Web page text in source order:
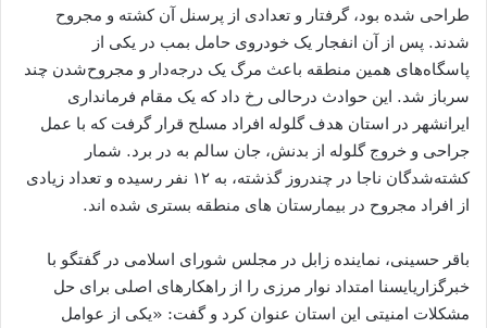
طراحی شده بود، گرفتار و تعدادی از پرسنل آن کشته و مجروح
شدند. پس از آن انفجار یک خودروی حامل بمب در یکی از
پاسگاه‌های همین منطقه باعث مرگ یک درجه‌دار و مجروح‌شدن چند
سرباز شد. این حوادث درحالی رخ داد که یک مقام فرمانداری
ایرانشهر در استان هدف گلوله افراد مسلح قرار گرفت که با عمل
جراحی و خروج گلوله از بدنش، جان سالم به در برد. شمار
کشته‌شدگان ناجا در چندروز گذشته، به ۱۲ نفر رسیده و تعداد زیادی
از افراد مجروح در بیمارستان های منطقه بستری شده اند.
باقر حسینی، نماینده زابل در مجلس شورای اسلامی در گفتگو با
خبرگزاریایسنا امتداد نوار مرزی را از راهکارهای اصلی برای حل
مشکلات امنیتی این استان عنوان کرد و گفت: «یکی از عوامل